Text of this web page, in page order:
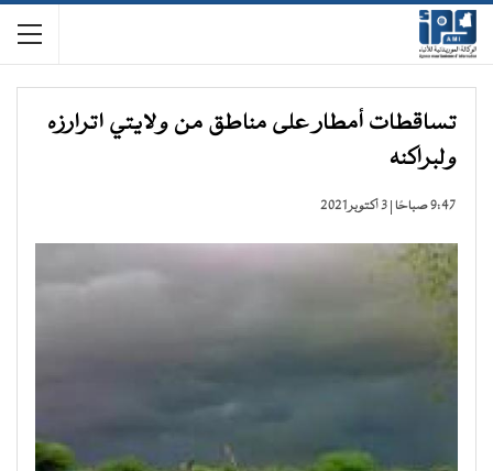
تساقطات أمطار على مناطق من ولايتي اترارزه
ولبراكنه
9:47 صباحًا | 3 أكتوبر 2021